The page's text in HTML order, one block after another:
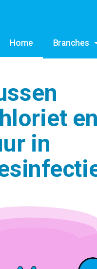
Home Branches
en
in